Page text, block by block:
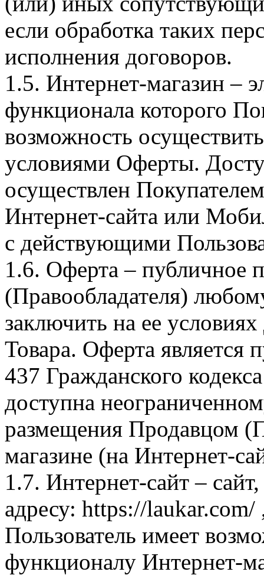
если обработка таких
исполнения договоров.
1.5. Интернет-магазин –
функционала которого
возможность
условиями Оферты.
осуществлен
Интернет-сайта или
с действующими
1.6. Оферта – публичное
(Правообладателя)
заключить на ее
Товара. Оферта является
437 Гражданского
доступна
размещения Продавцом
магазине (на Интернет-
1.7. Интернет-сайт –
адресу: https://laukar.com/
Пользователь имеет
функционалу Интернет-